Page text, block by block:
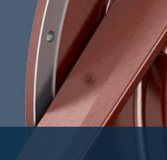
Trasmissione di potenza
Alberi cardanici
Scatole ingranaggi Standard